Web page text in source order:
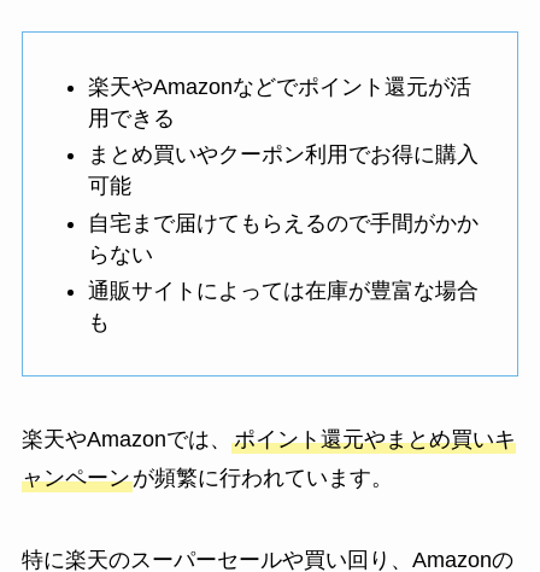
楽天やAmazonなどでポイント還元が活
用できる
まとめ買いやクーポン利用でお得に購入
可能
自宅まで届けてもらえるので手間がかか
らない
通販サイトによっては在庫が豊富な場合
も
楽天やAmazonでは、 ポイント還元やまとめ買いキ
ャンペーンが頻繁に行われています。
特に楽天のスーパーセールや買い回り、Amazonの